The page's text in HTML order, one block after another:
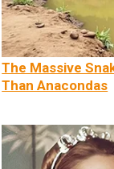
The Massive
Than Anacondas